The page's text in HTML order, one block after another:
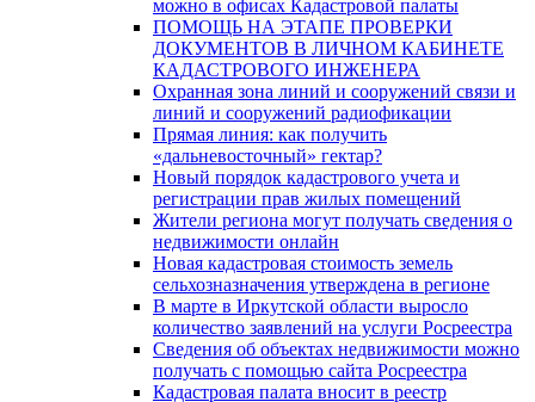
можно в офисах Кадастровой палаты
ПОМОЩЬ НА ЭТАПЕ ПРОВЕРКИ
ДОКУМЕНТОВ В ЛИЧНОМ КАБИНЕТЕ
КАДАСТРОВОГО ИНЖЕНЕРА
Охранная зона линий и сооружений связи и
линий и сооружений радиофикации
Прямая линия: как получить
«дальневосточный» гектар?
Новый порядок кадастрового учета и
регистрации прав жилых помещений
Жители региона могут получать сведения о
недвижимости онлайн
Новая кадастровая стоимость земель
сельхозназначения утверждена в регионе
В марте в Иркутской области выросло
количество заявлений на услуги Росреестра
Сведения об объектах недвижимости можно
получать с помощью сайта Росреестра
Кадастровая палата вносит в реестр